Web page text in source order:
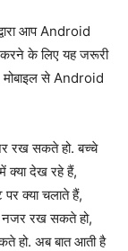
आप Android
के लिए यह जरूरी
मोबाइल से Android
रख सकते हो. बच्चे
क्या देख रहे हैं,
क्या चलाते हैं,
नजर रख सकते हो,
हो. अब बात आती है